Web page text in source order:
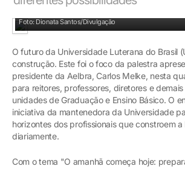
Foto: Dionata Santos/Divulgação
O futuro da Universidade Luterana do Brasil
construção. Este foi o foco da palestra
presidente da Aelbra, Carlos Melke, nesta
para reitores, professores, diretores e
unidades de Graduação e Ensino Básico. O
iniciativa da mantenedora da Universidade
horizontes dos profissionais que constroem
diariamente.
Com o tema "O amanhã começa hoje: